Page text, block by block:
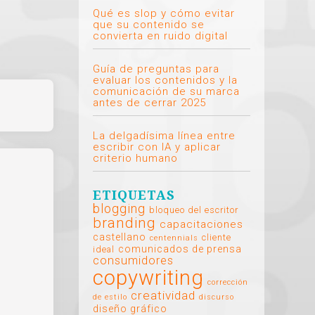
Qué es slop y cómo evitar
que su contenido se
convierta en ruido digital
Guía de preguntas para
evaluar los contenidos y la
comunicación de su marca
antes de cerrar 2025
La delgadísima línea entre
escribir con IA y aplicar
criterio humano
ETIQUETAS
blogging bloqueo del escritor
branding capacitaciones
castellano centennials cliente
ideal
comunicados de prensa
consumidores
copywriting
corrección
de estilo creatividad discurso
diseño gráfico